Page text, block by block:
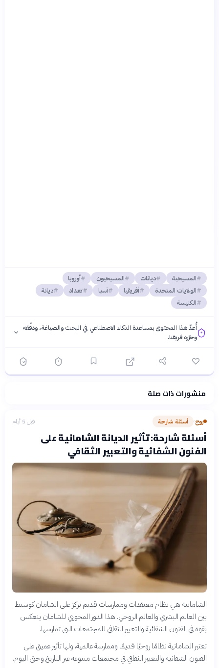
المسيحية ديانات المسيحيون
أوروبا
الولايات المتحدة
أفريقيا آسيا تعداد
ديانة
الكنيسة
أُعدّ هذا المحتوى بمساعدة الذكاء الاصطناعي في البحث والصياغة، ودقّقه
وحرّره فريقنا.
فلسفتنا المعرفية· سياسة الذكاء الاصطناعيمنشورات ذات صلة
روح› أسئلة شارحة قبل 5 أيام
أسئلة شارحة: تأثير الديانة الشامانية على
الفنون الشفائية والتعبير الثقافي
الشامانية هي نظام معتقدات وممارسات قديم تركز على الشامان كوسيط
بين العالم البشري والعالم الروحي. هذا الدور المحوري للشامان ينعكس
بقوة في الفنون الشفائية والتعبير الثقافي للمجتمعات التي تمارسها.
تعتبر الشامانية نظامًا روحيًا قديمًا وممارسة عالمية، ولها تأثير عميق على
الفنون الشفائية والتعبير الثقافي في مجتمعات متنوعة عبر التاريخ وحتى اليوم.